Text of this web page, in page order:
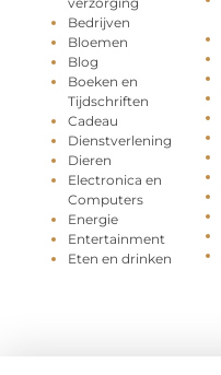
Bedrijven
Bloemen
Blog
Boeken en
Tijdschriften
Cadeau
Dienstverlening
Dieren
Electronica en
Computers
Energie
Entertainment
Eten en drinken